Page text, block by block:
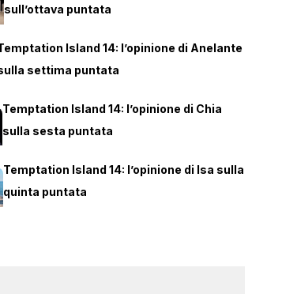
sull’ottava puntata
Island 14: l’opinione di Anelante
settima puntata
Temptation Island 14: l’opinione di Chia
sulla sesta puntata
Temptation Island 14: l’opinione di Isa sulla
quinta puntata